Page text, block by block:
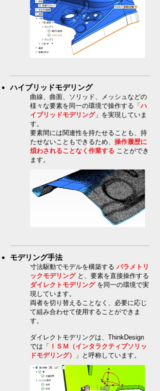
ハイブリッドモデリング
曲線、曲面、ソリッド、メッシュなどの
様々な要素を同一の環境で操作する「 ハ
イブリッドモデリング」を実現していま
す。
要素間には関連性を持たせることも、持
たせないこともできるため、 操作履歴に
煩わされることなく作業する ことができ
ます。
モデリング手法
寸法駆動でモデルを構築する パラメトリ
ックモデリングと、要素を直接操作する
ダイレクトモデリングを同一の環境で実
現しています。
両者を切り替えることなく、必要に応じ
て組み合わせて使用することができま
す。
ダイレクトモデリングは、ThinkDesign
では「
ＩＳＭ（インタラクティブソリッ
ドモデリング）
」と呼称しています。​